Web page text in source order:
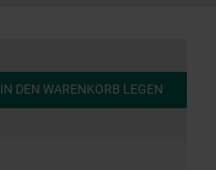
IN DEN WARENKORB LEGEN